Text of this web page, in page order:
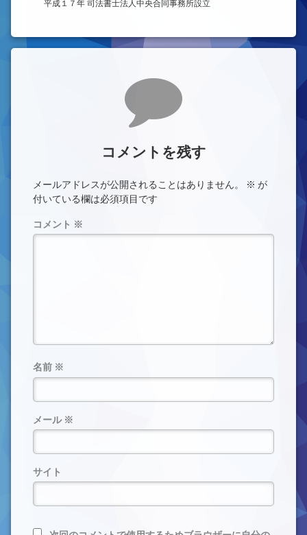
平成１７年 司法書士法人中央合同事務所設立
コメントを残す
メールアドレスが公開されることはありません。 ※ が
付いている欄は必須項目です
コメント ※
名前 ※
メール ※
サイト